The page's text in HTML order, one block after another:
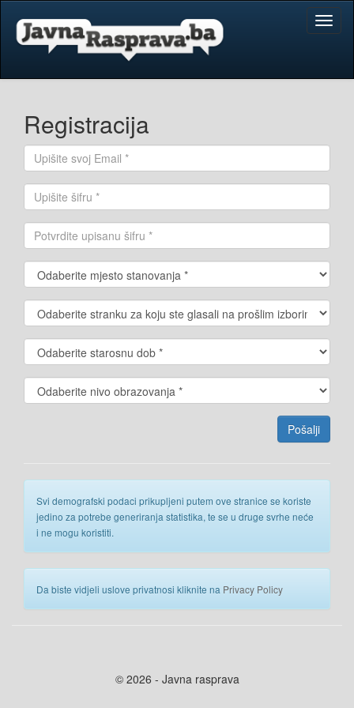
Registracija
Svi demografski podaci prikupljeni putem ove stranice se koriste
jedino za potrebe generiranja statistika, te se u druge svrhe neće
i ne mogu koristiti.
Da biste vidjeli uslove privatnosi kliknite na Privacy Policy
© 2026 - Javna rasprava